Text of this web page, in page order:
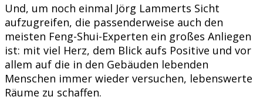
Und, um noch einmal Jörg Lammerts Sicht
aufzugreifen, die passenderweise auch den
meisten Feng-Shui-Experten ein großes Anliegen
ist: mit viel Herz, dem Blick aufs Positive und vor
allem auf die in den Gebäuden lebenden
Menschen immer wieder versuchen, lebenswerte
Räume zu schaffen.